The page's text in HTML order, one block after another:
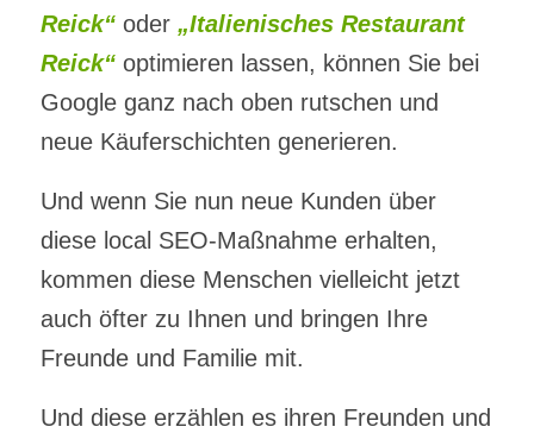
Reick“oder „Italienisches Restaurant
Reick“optimieren lassen, können Sie bei
Google ganz nach oben rutschen und
neue Käuferschichten generieren.
Und wenn Sie nun neue Kunden über
diese local SEO-Maßnahme erhalten,
kommen diese Menschen vielleicht jetzt
auch öfter zu Ihnen und bringen Ihre
Freunde und Familie mit.
Und diese erzählen es ihren Freunden und